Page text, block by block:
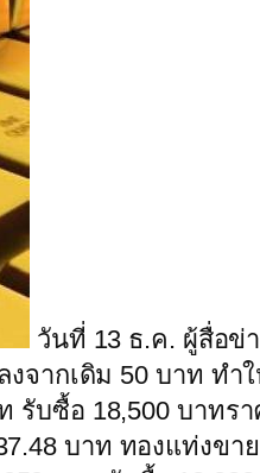
วันที่ 13 ธ.ค. ผู้สื่อข่
จากเดิม 50 บาท ท
รับซื้อ 18,500 บาท
บาท ทองแท่งขา